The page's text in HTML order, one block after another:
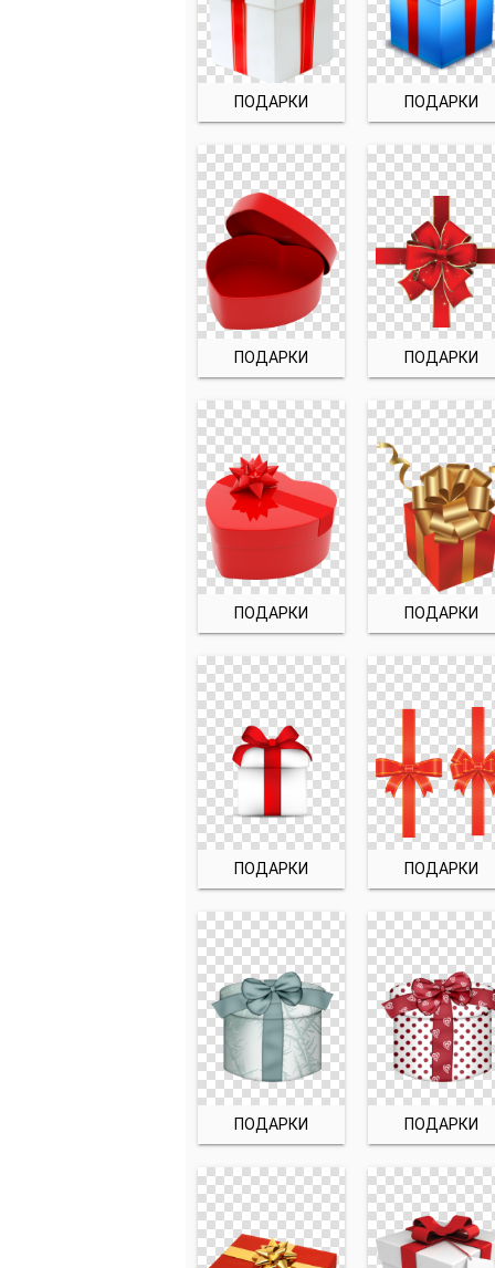
ПОДАРКИ ПОДАРКИ
ПОДАРКИ ПОДАРКИ
ПОДАРКИ ПОДАРКИ
ПОДАРКИ ПОДАРКИ
ПОДАРКИ ПОДАРКИ